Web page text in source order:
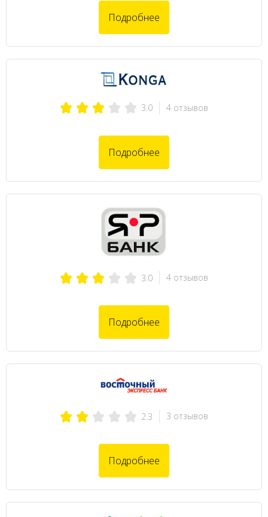
Подробнее
3.0 4 отзывов
Подробнее
3.0 4 отзывов
Подробнее
2.3 3 отзывов
Подробнее